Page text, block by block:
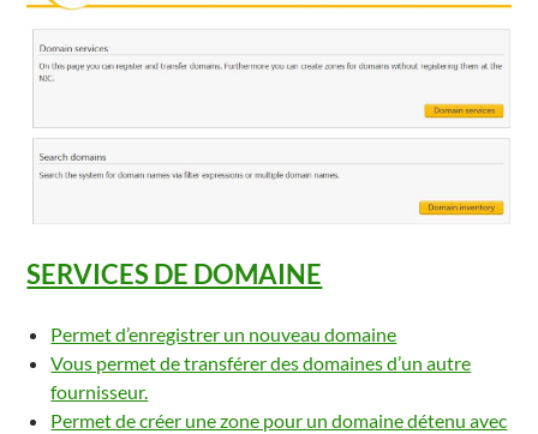
SERVICES DE DOMAINE
Permet d’enregistrer un nouveau domaine
Vous permet de transférer des domaines d’un autre
fournisseur.
Permet de créer une zone pour un domaine détenu avec